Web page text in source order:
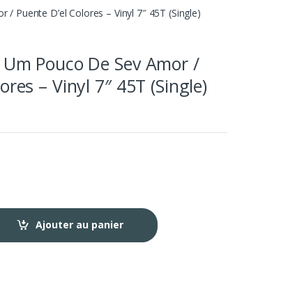
/ Puente D’el Colores – Vinyl 7″ 45T (Single)
Um Pouco De Sev Amor /
– Vinyl 7″ 45T (Single)
Ajouter au panier